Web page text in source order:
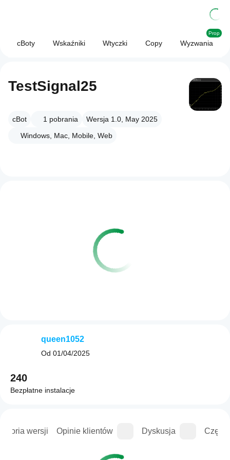
cBoty Wskaźniki Wtyczki Copy Wyzwania
Prop
TestSignal25
cBot 1 pobrania
Wersja 1.0, May 2025
Windows, Mac, Mobile, Web
wersji Opinie klientów Dyskusja
queen1052
Od 01/04/2025
240
Bezpłatne instalacje